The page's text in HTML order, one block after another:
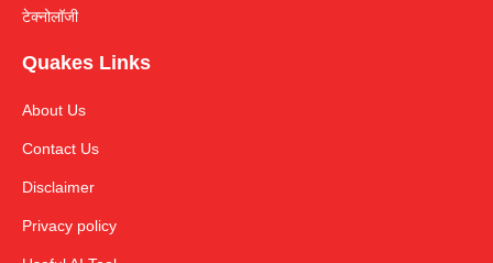
टेक्नोलॉजी
Quakes Links
About Us
Contact Us
Disclaimer
Privacy policy